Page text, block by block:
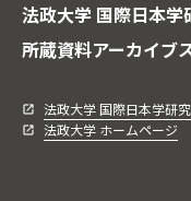
法政大学 国際日本
所蔵資料アーカイブ
法政大学 国際日本学研
法政大学 ホームページ